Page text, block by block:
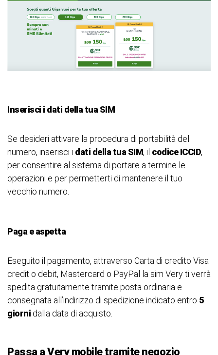
Inserisci i dati della tua SIM
Se desideri attivare la procedura di portabilità del
numero, inserisci i dati della tua SIM, il codice ICCID,
per consentire al sistema di portare a termine le
operazioni e per permetterti di mantenere il tuo
vecchio numero.
Paga e aspetta
Eseguito il pagamento, attraverso Carta di credito Visa
credit o debit, Mastercard o PayPal la sim Very ti verrà
spedita gratuitamente tramite posta ordinaria e
consegnata all’indirizzo di spedizione indicato entro 5
giorni dalla data di acquisto.
Passa a Very mobile tramite negozio